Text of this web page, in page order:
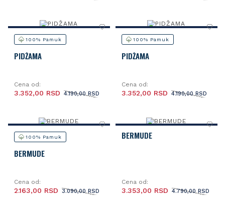
100% Pamuk
PIDŽAMA
Cena od:
4.190,00 RSD
3.352,00 RSD
100% Pamuk
PIDŽAMA
Cena od:
4.190,00 RSD
3.352,00 RSD
100% Pamuk
BERMUDE
Cena od:
3.090,00 RSD
2.163,00 RSD
BERMUDE
Cena od:
4.790,00 RSD
3.353,00 RSD